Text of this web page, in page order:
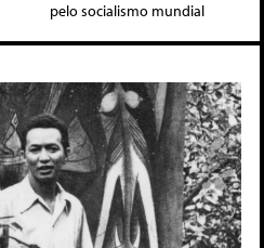
pelo socialismo mundial